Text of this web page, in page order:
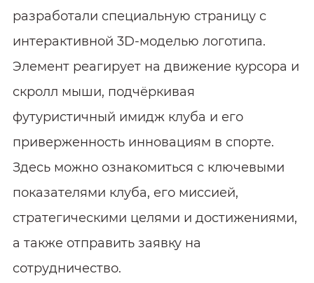
разработали специальную страницу с
интерактивной 3D‑моделью логотипа.
Элемент реагирует на движение курсора и
скролл мыши, подчёркивая
футуристичный имидж клуба и его
приверженность инновациям в спорте.
Здесь можно ознакомиться с ключевыми
показателями клуба, его миссией,
стратегическими целями и достижениями,
а также отправить заявку на
сотрудничество.